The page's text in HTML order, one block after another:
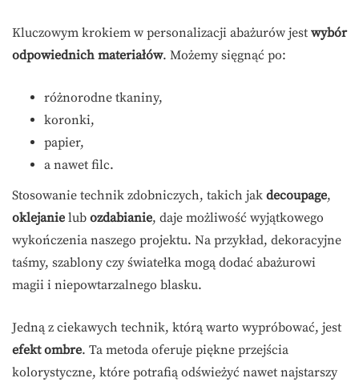
Kluczowym krokiem w personalizacji abażurów jest wybór
odpowiednich materiałów. Możemy sięgnąć po:
różnorodne tkaniny,
koronki,
papier,
a nawet filc.
Stosowanie technik zdobniczych, takich jak decoupage,
oklejanie lub ozdabianie, daje możliwość wyjątkowego
wykończenia naszego projektu. Na przykład, dekoracyjne
taśmy, szablony czy światełka mogą dodać abażurowi
magii i niepowtarzalnego blasku.
Jedną z ciekawych technik, którą warto wypróbować, jest
efekt ombre. Ta metoda oferuje piękne przejścia
kolorystyczne, które potrafią odświeżyć nawet najstarszy